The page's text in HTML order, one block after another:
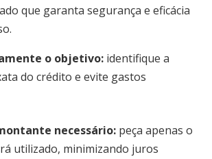
que garanta segurança e eficácia
o objetivo: identifique a
do crédito e evite gastos
necessário: peça apenas o
utilizado, minimizando juros